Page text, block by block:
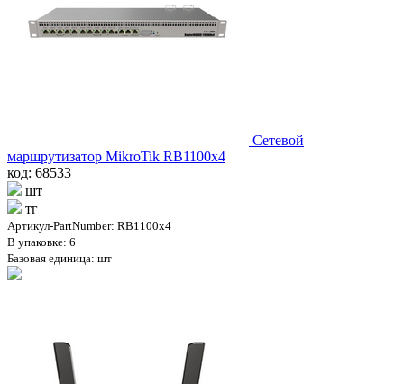
Сетевой
маршрутизатор MikroTik RB1100x4
код: 68533
шт
тг
Артикул-PartNumber: RB1100x4
В упаковке: 6
Базовая единица: шт